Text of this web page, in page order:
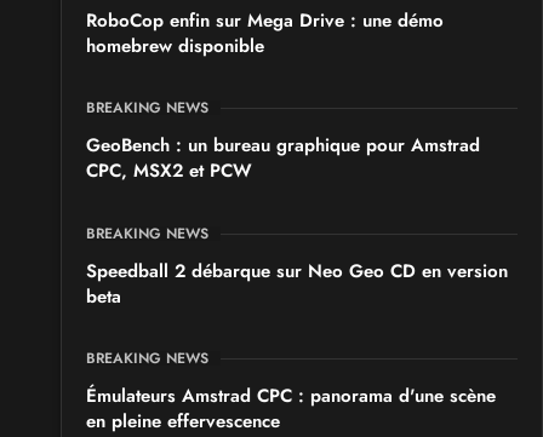
RoboCop enfin sur Mega Drive : une démo
homebrew disponible
BREAKING NEWS
GeoBench : un bureau graphique pour Amstrad
CPC, MSX2 et PCW
BREAKING NEWS
Speedball 2 débarque sur Neo Geo CD en version
beta
BREAKING NEWS
Émulateurs Amstrad CPC : panorama d'une scène
en pleine effervescence